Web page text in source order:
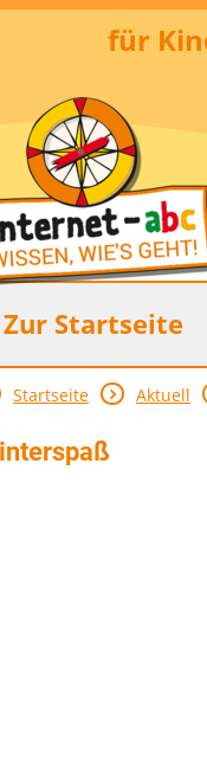
für
Zur Startseite
Startseite Aktuell